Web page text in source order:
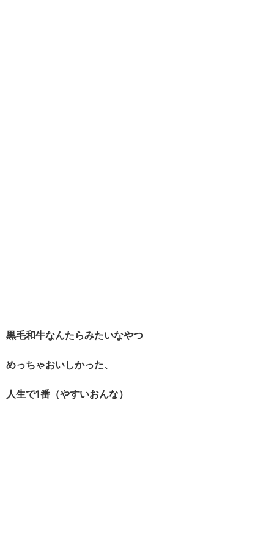
黒毛和牛なんたらみたいなやつ
めっちゃおいしかった、
人生で1番（やすいおんな）